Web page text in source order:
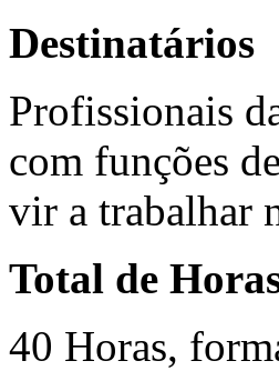
Destinatários
Profissionais
com funções
vir a trabalhar
Total de
40 Horas,